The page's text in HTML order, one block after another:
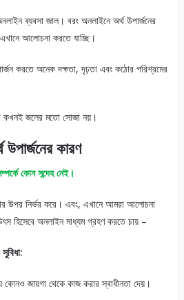
ব্যবসা জাল। বরং অনলাইনে অর্থ উপার্জনের
আলোচনা করতে যাচ্ছি।
করতে অনেক দক্ষতা, দৃঢ়তা এবং কঠোর পরিশ্রমের
কখনই জলের মতো সোজা নয়।
কারণ
কোন সন্দেহ নেই।
উপর নির্ভর করে। এবং, এখানে আমরা আলোচনা
হিসেবে অনলাইন মাধ্যম গ্রহণ করতে চায় –
জায়গা থেকে কাজ করার স্বাধীনতা দেয়।